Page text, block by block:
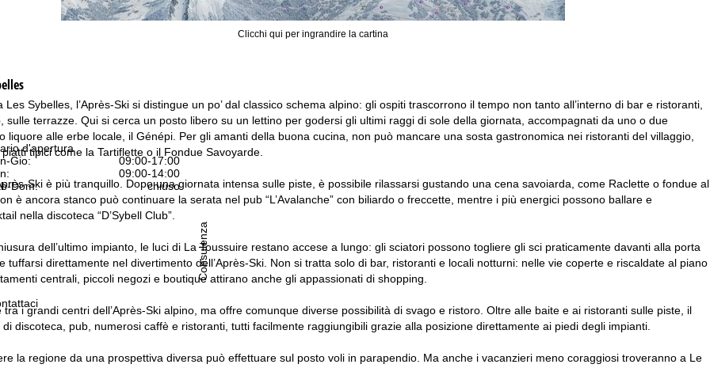
d'apertura
Gio:
09:00-17:00
09:00-14:00
Dom:
chiuso
Consulenza
Clicchi qui per ingrandire la cartina
Les Sybelles, l’Après-Ski si distingue un po’ dal classico schema alpino: gli ospiti trascorrono il tempo non tanto all’interno di bar e ristoranti,
sulle terrazze. Qui si cerca un posto libero su un lettino per godersi gli ultimi raggi di sole della giornata, accompagnati da uno o due
liquore alle erbe locale, il Génépi. Per gli amanti della buona cucina, non può mancare una sosta gastronomica nei ristoranti del villaggio,
tipici come la Tartiflette o il Fondue Savoyarde.
Ski è più tranquillo. Dopo una giornata intensa sulle piste, è possibile rilassarsi gustando una cena savoiarda, come Raclette o fondue al
è ancora stanco può continuare la serata nel pub “L’Avalanche” con biliardo o freccette, mentre i più energici possono ballare e
nella discoteca “D’Sybell Club”.
dell’ultimo impianto, le luci di La Toussuire restano accese a lungo: gli sciatori possono togliere gli sci praticamente davanti alla porta
tuffarsi direttamente nel divertimento dell’Après-Ski. Non si tratta solo di bar, ristoranti e locali notturni: nelle vie coperte e riscaldate al piano
centrali, piccoli negozi e boutique attirano anche gli appassionati di shopping.
i grandi centri dell’Après-Ski alpino, ma offre comunque diverse possibilità di svago e ristoro. Oltre alle baite e ai ristoranti sulle piste, il
discoteca, pub, numerosi caffè e ristoranti, tutti facilmente raggiungibili grazie alla posizione direttamente ai piedi degli impianti.
la regione da una prospettiva diversa può effettuare sul posto voli in parapendio. Ma anche i vacanzieri meno coraggiosi troveranno a Le